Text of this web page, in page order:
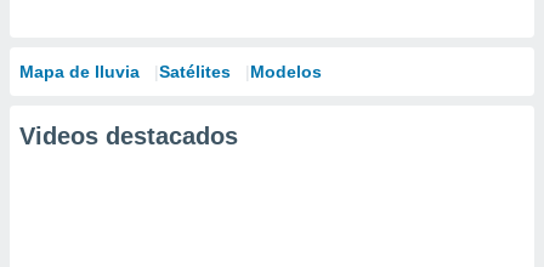
Mapa de lluvia Satélites Modelos
Videos destacados